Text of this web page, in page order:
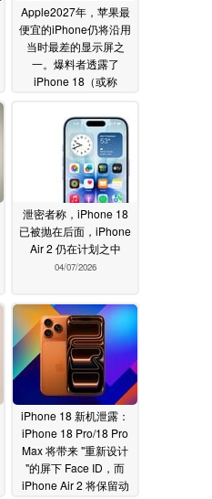
Apple2027年，苹果最
便宜的iPhone仍将沿用
当时最差的显示屏之
一。爆料者透露了
iPhone 18（或称
06/29/2026
泄密者称，iPhone 18
已被抛在后面，iPhone
Air 2 仍在计划之中
04/07/2026
iPhone 18 新机泄露：
iPhone 18 Pro/18 Pro
Max 将带来 "重新设计
"的屏下 Face ID，而
iPhone Air 2 将保留动